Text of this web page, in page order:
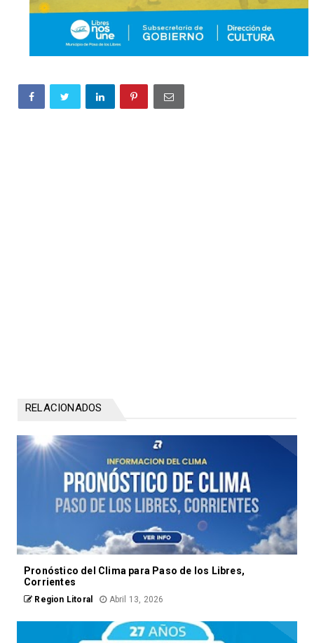
RELACIONADOS
Pronóstico del Clima para Paso de los Libres,
Corrientes
Region Litoral Abril 13, 2026